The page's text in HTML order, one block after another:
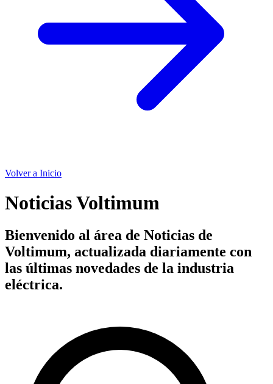
Volver a Inicio
Noticias Voltimum
Bienvenido al área de Noticias de
Voltimum, actualizada diariamente con
las últimas novedades de la industria
eléctrica.